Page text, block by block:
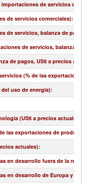
de servicios
de servicios comerciales):
de servicios, balanza de pagos)
de servicios, balanza de
de pagos, US$ a precios
(% de las exportaciones
uso de energía):
(US$ a precios actuales)
las exportaciones de productos)
actuales):
en desarrollo fuera de la
en desarrollo de Europa y